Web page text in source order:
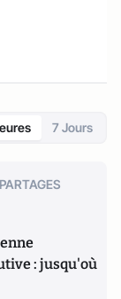
7 Jours
: jusqu'où